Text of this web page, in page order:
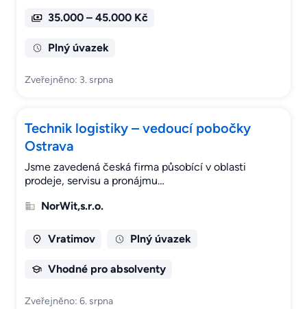
35.000 – 45.000 Kč
Plný úvazek
Zveřejněno: 3. srpna
Technik logistiky – vedoucí pobočky
Ostrava
Jsme zavedená česká firma působící v oblasti
prodeje, servisu a pronájmu…
NorWit,s.r.o.
Vratimov Plný úvazek
Vhodné pro absolventy
Zveřejněno: 6. srpna